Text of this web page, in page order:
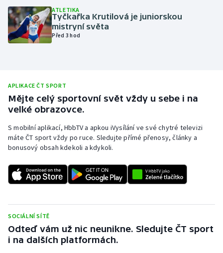
Parasport
Plavání
Ragby
Rychlobruslení
Rychlostní kanoistika
Sportovní střelba
Stolní tenis
Triatlon
ATLETIKA
Tyčkařka Krutilová je juniorskou
mistryní světa
Před 3 hod
APLIKACE ČT SPORT
Mějte celý sportovní svět vždy u sebe i na
velké obrazovce.
S mobilní aplikací, HbbTV a apkou iVysílání ve své chytré televizi
máte ČT sport vždy po ruce. Sledujte přímé přenosy, články a
bonusový obsah kdekoli a kdykoli.
SOCIÁLNÍ SÍTĚ
Odteď vám už nic neunikne. Sledujte ČT sport
i na dalších platformách.